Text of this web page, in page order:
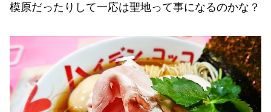
模原だったりして一応は聖地って事になるのかな？